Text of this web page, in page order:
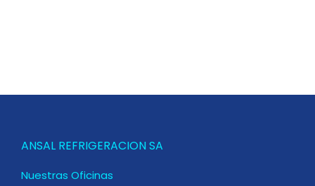
ANSAL REFRIGERACION SA
Nuestras Oficinas